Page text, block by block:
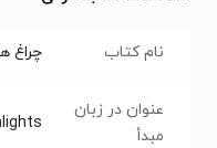
نام کتاب چراغ‌
عنوان در زبان
مبدأ